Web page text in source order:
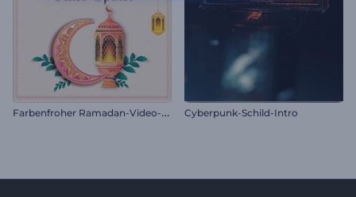
F
arbenfroher Ramadan-Video-Opener Cyberpunk-Schild-Intro